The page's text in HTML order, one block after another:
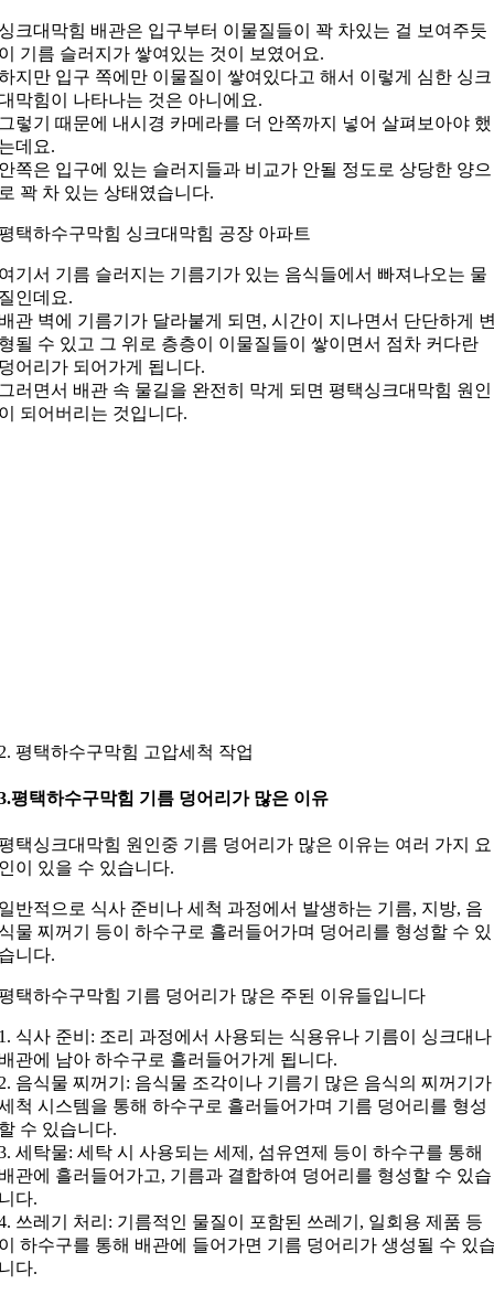
크대막힘 배관은 입구부터 이물질들이 꽉 차있는 걸 보여주듯
기름 슬러지가 쌓여있는 것이 보였어요.
지만 입구 쪽에만 이물질이 쌓여있다고 해서 이렇게 심한 싱크
막힘이 나타나는 것은 아니에요.
렇기 때문에 내시경 카메라를 더 안쪽까지 넣어 살펴보아야 했
데요.
쪽은 입구에 있는 슬러지들과 비교가 안될 정도로 상당한 양으
꽉 차 있는 상태였습니다.
택하수구막힘 싱크대막힘 공장 아파트
기서 기름 슬러지는 기름기가 있는 음식들에서 빠져나오는 물
인데요.
관 벽에 기름기가 달라붙게 되면, 시간이 지나면서 단단하게
될 수 있고 그 위로 층층이 이물질들이 쌓이면서 점차 커다란
어리가 되어가게 됩니다.
러면서 배관 속 물길을 완전히 막게 되면 평택싱크대막힘 원인
되어버리는 것입니다.
평택하수구막힘 고압세척 작업
평택하수구막힘 기름 덩어리가 많은 이유
택싱크대막힘 원인중 기름 덩어리가 많은 이유는 여러 가지 요
이 있을 수 있습니다.
반적으로 식사 준비나 세척 과정에서 발생하는 기름, 지방, 음
물 찌꺼기 등이 하수구로 흘러들어가며 덩어리를 형성할 수 있
니다.
택하수구막힘 기름 덩어리가 많은 주된 이유들입니다
식사 준비: 조리 과정에서 사용되는 식용유나 기름이 싱크대나
관에 남아 하수구로 흘러들어가게 됩니다.
음식물 찌꺼기: 음식물 조각이나 기름기 많은 음식의 찌꺼기가
척 시스템을 통해 하수구로 흘러들어가며 기름 덩어리를 형성
수 있습니다.
세탁물: 세탁 시 사용되는 세제, 섬유연제 등이 하수구를 통해
관에 흘러들어가고, 기름과 결합하여 덩어리를 형성할 수 있습
다.
쓰레기 처리: 기름적인 물질이 포함된 쓰레기, 일회용 제품 등
하수구를 통해 배관에 들어가면 기름 덩어리가 생성될 수 있
다.